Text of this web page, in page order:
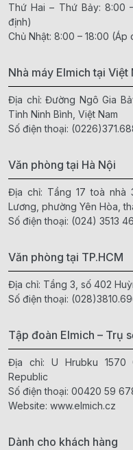
Thứ Hai – Thứ Bảy: 8:00
định)
Chủ Nhật: 8:00 – 18:00 (Áp
Nhà máy Elmich tại Việt
Địa chỉ: Đường Ngô Gia
Tỉnh Ninh Bình, Việt Nam
Số điện thoại:
Văn phòng tại Hà Nội
Địa chỉ: Tầng 17 toà nhà
Lương, phường Yên Hòa,
Số điện thoại: (024) 3513
Văn phòng tại TP.HCM
Địa chỉ: Tầng 3, số 402
Số điện thoại:
Tập đoàn Elmich – Trụ
Địa chỉ: U Hrubku 1570
Republic
Số điện thoại: 00420 59
Website: www.elmich.cz
Dành cho khách hàng